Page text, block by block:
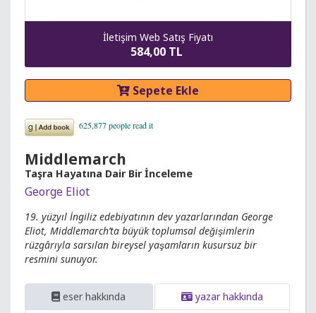
İletişim Web Satış Fiyatı
584,00 TL
Sepete Ekle
Middlemarch
Taşra Hayatına Dair Bir İnceleme
George Eliot
19. yüzyıl İngiliz edebiyatının dev yazarlarından George
Eliot, Middlemarch’ta büyük toplumsal değişimlerin
rüzgârıyla sarsılan bireysel yaşamların kusursuz bir
resmini sunuyor.
eser hakkında
yazar hakkında